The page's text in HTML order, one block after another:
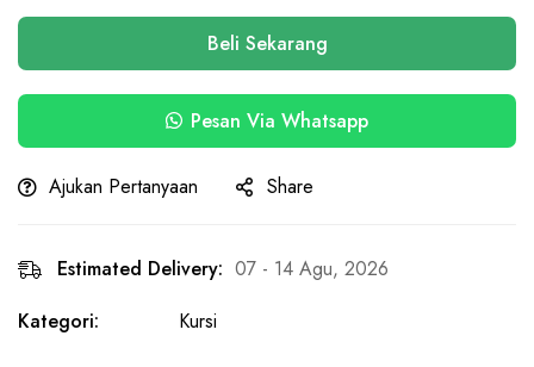
Beli Sekarang
Pesan Via Whatsapp
Ajukan Pertanyaan Share
Estimated Delivery: 07 - 14 Agu, 2026
Kategori:
Kursi